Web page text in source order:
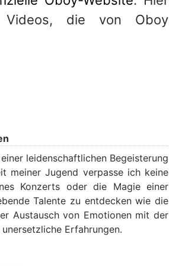
Videos, die von Oboy
leidenschaftlichen Begeisterung
meiner Jugend verpasse ich keine
Konzerts oder die Magie einer
Talente zu entdecken wie die
Austausch von Emotionen mit der
Erfahrungen.